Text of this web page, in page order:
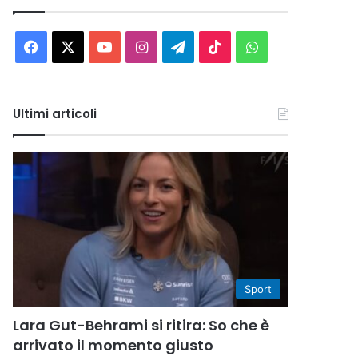
Facebook You InstagramTelegram
TikTokWhatsApp
Ultimi articoli
Sport
Lara Gut-Behrami si ritira: So che è
arrivato il momento giusto